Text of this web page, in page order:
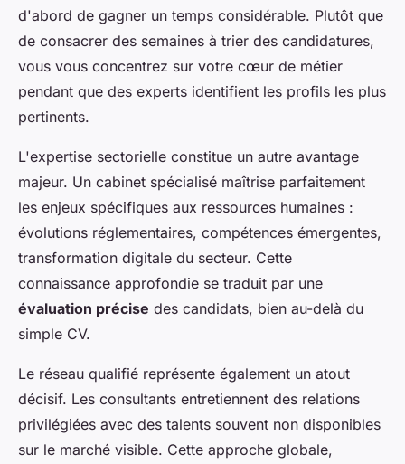
d'abord de gagner un temps considérable. Plutôt que
de consacrer des semaines à trier des candidatures,
vous vous concentrez sur votre cœur de métier
pendant que des experts identifient les profils les plus
pertinents.
L'expertise sectorielle constitue un autre avantage
majeur. Un cabinet spécialisé maîtrise parfaitement
les enjeux spécifiques aux ressources humaines :
évolutions réglementaires, compétences émergentes,
transformation digitale du secteur. Cette
connaissance approfondie se traduit par une
évaluation précise des candidats, bien au-delà du
simple CV.
Le réseau qualifié représente également un atout
décisif. Les consultants entretiennent des relations
privilégiées avec des talents souvent non disponibles
sur le marché visible. Cette approche globale,